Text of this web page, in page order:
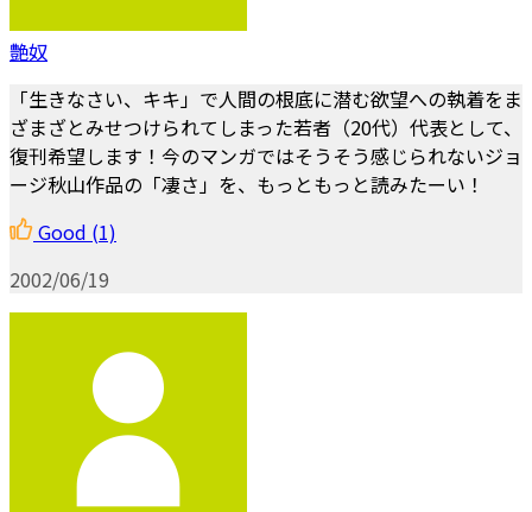
艶奴
「生きなさい、キキ」で人間の根底に潜む欲望への執着をま
ざまざとみせつけられてしまった若者（20代）代表として、
復刊希望します！今のマンガではそうそう感じられないジョ
ージ秋山作品の「凄さ」を、もっともっと読みたーい！
Good (1)
2002/06/19